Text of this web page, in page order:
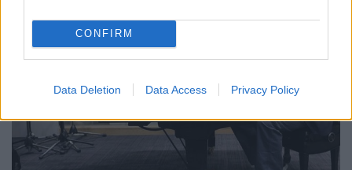
CONFIRM
Data Deletion Data Access Privacy Policy